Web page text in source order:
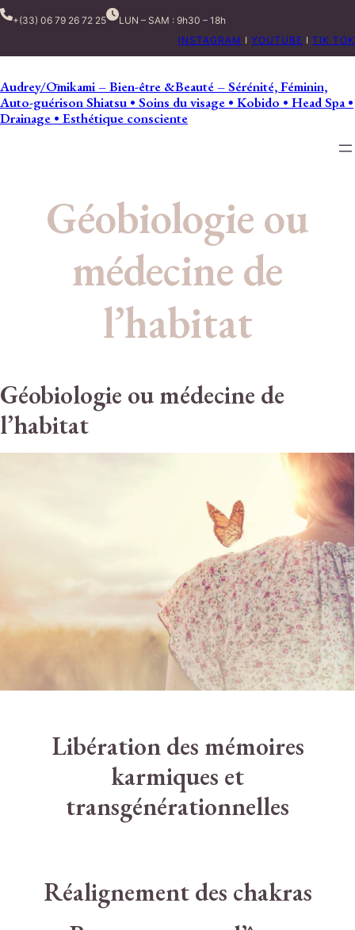
+(33) 06 79 26 72 25
LUN – SAM : 9h30 – 18h
INSTAGRAM I YOUTUBE I TIK TOK
Audrey/Ōmikami – Bien-être &Beauté – Sérénité, Féminin,
Auto-guérison Shiatsu • Soins du visage • Kobido • Head Spa •
Drainage • Esthétique consciente
Géobiologie ou
médecine de
l’habitat
Géobiologie ou médecine de
l’habitat
Libération des mémoires
karmiques et
transgénérationnelles
Réalignement des chakras